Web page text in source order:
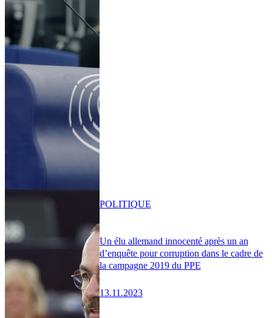
Un élu allemand innocenté après un an
d’enquête pour corruption dans le cadre de
la campagne 2019 du PPE
13.11.2023
POLITIQUE